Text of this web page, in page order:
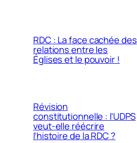
RDC : La face cachée des
relations entre les
Églises et le pouvoir !
Révision
constitutionnelle : l’UDPS
veut-elle réécrire
l’histoire de la RDC ?